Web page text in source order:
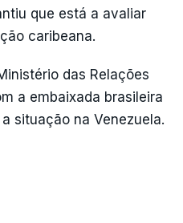
que está a avaliar
caribeana.
das Relações
a embaixada brasileira
situação na Venezuela.